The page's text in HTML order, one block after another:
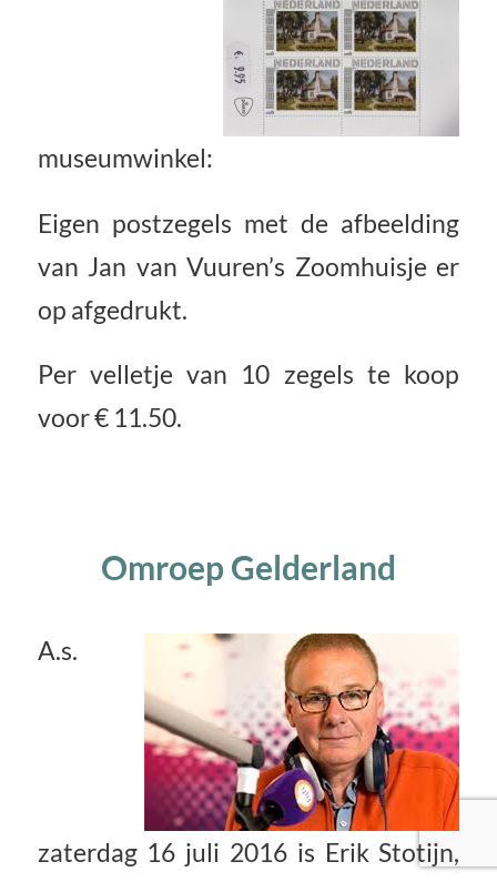
museumwinkel:
Eigen postzegels met de afbeelding
van Jan van Vuuren’s Zoomhuisje er
op afgedrukt.
Per velletje van 10 zegels te koop
voor € 11.50.
Omroep Gelderland
A.s.
zaterdag 16 juli 2016 is Erik Stotijn,